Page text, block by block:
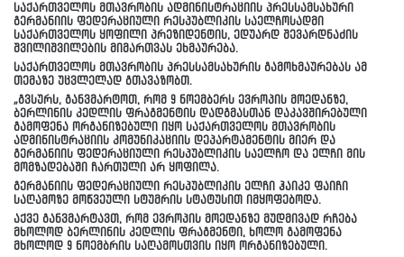
საქართველოს მთავრობის ადმინისტრაციის პრესსამსახური
გერმანიის ფედერაციული რესპუბლიკის საელჩოსადმი
საქართველოს ყოფილი პრეზიდენტის, ედუარდ შევარდნაძის
შვილიშვილების მიმართვას ეხმაურება.
საქართველოს მთავრობის პრესსამსახურის გამოხმაურებას ამ
თემაზე უცვლელად გთავაზობთ.
„გვსურს, განვმარტოთ, რომ 9 ნოემბერს ევროპის მოედანზე,
ბერლინის კედლის ფრაგმენტის დადგმასთან დაკავშირებული
გამოფენა ორგანიზებული იყო საქართველოს მთავრობის
ადმინისტრაციის კომუნიკაციის დეპარტამენტის მიერ და
გერმანიის ფედერაციული რესპუბლიკის საელჩო და ელჩი მის
მომზადებაში ჩართული არ ყოფილა.
გერმანიის ფედერაციული რესპუბლიკის ელჩი ჰაიკე ფაიჩი
საღამოზე მოწვეული სტუმრის სტატუსით იმყოფებოდა.
აქვე განვმარტავთ, რომ ევროპის მოედანზე მუდმივად რჩება
მხოლოდ ბერლინის კედლის ფრაგმენტი, ხოლო გამოფენა
მხოლოდ 9 ნოემბრის საღამოსთვის იყო ორგანიზებული.